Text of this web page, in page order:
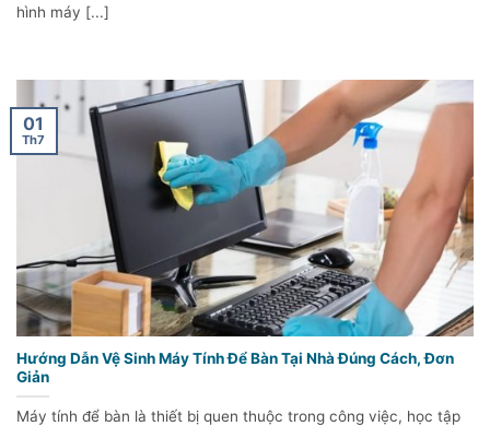
hình máy [...]
Hướng Dẫn Vệ Sinh Máy Tính Để Bàn Tại Nhà Đúng Cách, Đơn
Giản
Máy tính để bàn là thiết bị quen thuộc trong công việc, học tập
01
Th7